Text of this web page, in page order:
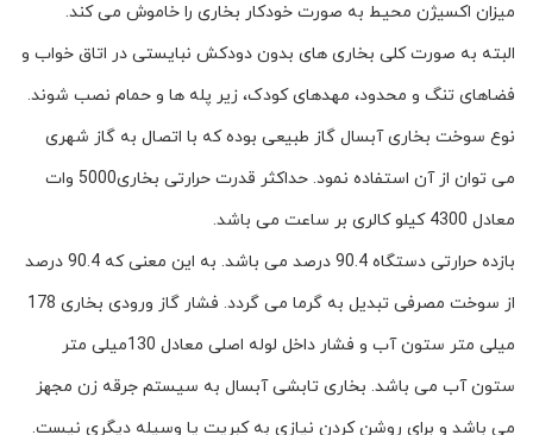
میزان اکسیژن محیط به صورت خودکار بخاری را خاموش می کند.
البته به صورت کلی بخاری های بدون دودکش نبایستی در اتاق خواب و
فضاهای تنگ و محدود، مهدهای کودک، زیر پله ها و حمام نصب شوند.
نوع سوخت بخاری آبسال گاز طبیعی بوده که با اتصال به گاز شهری
می توان از آن استفاده نمود. حداکثر قدرت حرارتی بخاری5000 وات
معادل 4300 کیلو کالری بر ساعت می باشد.
بازده حرارتی دستگاه 90.4 درصد می باشد. به این معنی که 90.4 درصد
از سوخت مصرفی تبدیل به گرما می گردد. فشار گاز ورودی بخاری 178
میلی متر ستون آب و فشار داخل لوله اصلی معادل 130میلی متر
ستون آب می باشد. بخاری تابشی آبسال به سیستم جرقه زن مجهز
می باشد و برای روشن کردن نیازی به کبریت یا وسیله دیگری نیست.